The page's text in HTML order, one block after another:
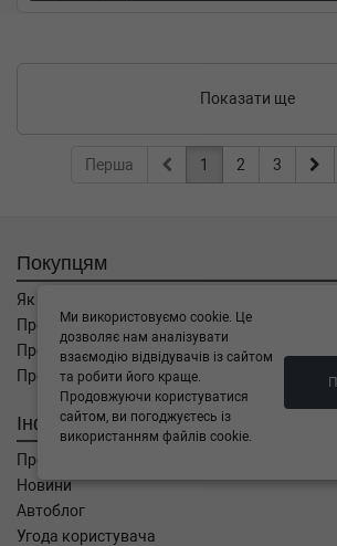
Показати ще
Перша 1 2 3
Покупцям
Як замовити
Про оплату
Про доставку
Про повернення
Інформація
Про компанію
Новини
Автоблог
Угода користувача
Ми використовуємо cookie. Це
дозволяє нам аналізувати
взаємодію відвідувачів із сайтом
та робити його краще.
Продовжуючи користуватися
сайтом, ви погоджуєтесь із
використанням файлів cookie.